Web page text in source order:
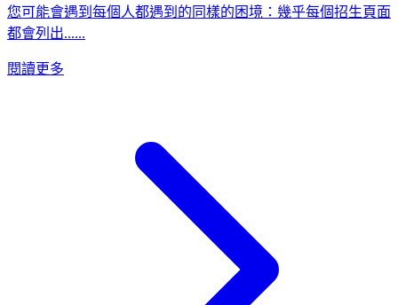
您可能會遇到每個人都遇到的同樣的困境：幾乎每個招生頁面
都會列出......
閱讀更多